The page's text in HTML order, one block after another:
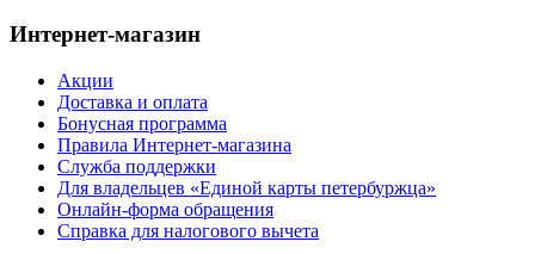
Интернет-магазин
Акции
Доставка и оплата
Бонусная программа
Правила Интернет-магазина
Служба поддержки
Для владельцев «Единой карты петербуржца»
Онлайн-форма обращения
Справка для налогового вычета